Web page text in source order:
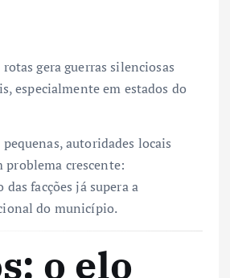
gera guerras silenciosas
especialmente em estados do
autoridades locais
problema crescente:
facções já supera a
do município.
o elo